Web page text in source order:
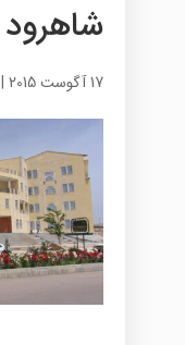
شاهرود
17 آگوست 2015 |